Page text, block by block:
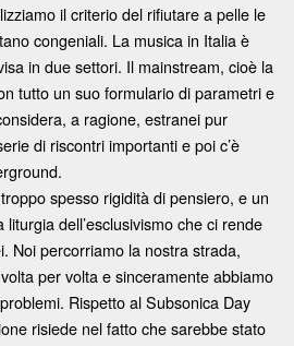
il criterio del rifiutare a pelle le
congeniali. La musica in Italia è
in due settori. Il mainstream, cioè la
tutto un suo formulario di parametri e
a ragione, estranei pur
di riscontri importanti e poi c’è
spesso rigidità di pensiero, e un
dell’esclusivismo che ci rende
Noi percorriamo la nostra strada,
per volta e sinceramente abbiamo
Rispetto al Subsonica Day
risiede nel fatto che sarebbe stato